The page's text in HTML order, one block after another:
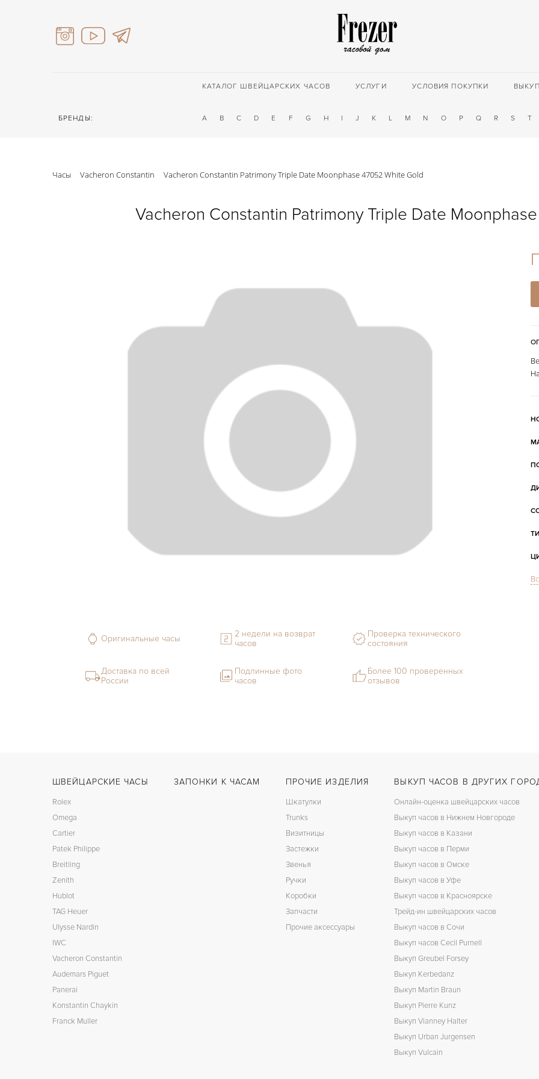
КАТАЛОГ ШВЕЙЦАРСКИХ ЧАСОВ УСЛУГИ УСЛОВИЯ ПОКУПКИ ВЫКУП
БРЕНДЫ: A B C D E F G H I J K L M N O P Q R S T
Часы Vacheron Constantin Vacheron Constantin Patrimony Triple Date Moonphase 47052 White Gold
Vacheron Constantin Patrimony Triple Date
Оригинальные часы
2 недели на возврат
часов
Проверка технического
состояния
Доставка по всей
России
Подлинные фото
часов
Более 100 проверенных
отзывов
ШВЕЙЦАРСКИЕ ЧАСЫ
Rolex
Omega
Cartier
Patek Philippe
Breitling
Zenith
Hublot
TAG Heuer
Ulysse Nardin
IWC
Vacheron Constantin
Audemars Piguet
Panerai
Konstantin Chaykin
Franck Muller
ЗАПОНКИ К ЧАСАМ ПРОЧИЕ ИЗДЕЛИЯ
Шкатулки
Trunks
Визитницы
Застежки
Звенья
Ручки
Коробки
Запчасти
Прочие аксессуары
ВЫКУП ЧАСОВ В ДРУГИХ
Онлайн-оценка швейцарских часов
Выкуп часов в Нижнем Новгороде
Выкуп часов в Казани
Выкуп часов в Перми
Выкуп часов в Омске
Выкуп часов в Уфе
Выкуп часов в Красноярске
Трейд-ин швейцарских часов
Выкуп часов в Сочи
Выкуп часов Cecil Purnell
Выкуп Greubel Forsey
Выкуп Kerbedanz
Выкуп Martin Braun
Выкуп Pierre Kunz
Выкуп Vianney Halter
Выкуп Urban Jurgensen
Выкуп Vulcain